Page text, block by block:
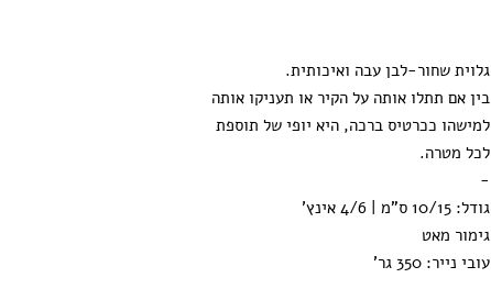
גלוית שחור-לבן עבה ואיכותית.
בין אם תתלו אותה על הקיר או תעניקו אותה
למישהו ככרטיס ברכה, היא יופי של תוספת
לכל מטרה.
-
גודל: 10/15 ס"מ | 4/6 אינץ'
גימור מאט
עובי נייר: 350 גר'